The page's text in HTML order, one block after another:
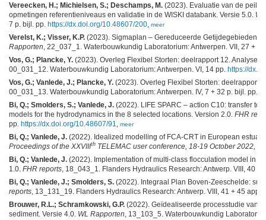
Vereecken, H.; Michielsen, S.; Deschamps, M. (2023). Evaluatie van de
opmetingen referentieniveaus en validatie in de WISKI databank. Versie 5.0.
7 p. bijl. pp. https://dx.doi.org/10.48607/200 meer
Verelst, K.; Visser, K.P. (2023). Sigmaplan – Gereduceerde Getijdegebieden-
Rapporten , 22_037_1. Waterbouwkundig Laboratorium: Antwerpen. VII, 27 +
Vos, G.; Plancke, Y. (2023). Overleg Flexibel Storten: deelrapport 12. Analyse
00_031_12. Waterbouwkundig Laboratorium: Antwerpen. VI, 14 pp. https://
Vos, G.; Vanlede, J.; Plancke, Y. (2023). Overleg Flexibel Storten: deelrapport
00_031_13. Waterbouwkundig Laboratorium: Antwerpen. IV, 7 + 32 p. bijl. pp.
Bi, Q.; Smolders, S.; Vanlede, J. (2022). LIFE SPARC – action C10: transfer
models for the hydrodynamics in the 8 selected locations. Version 2.0. FHR
pp. https://dx.doi.org/10.48607/91 meer
Bi, Q.; Vanlede, J. (2022). Idealized modelling of FCA-CRT in European
Proceedings of the XXVIIIth TELEMAC user conference, 18-19 October 2022,
Bi, Q.; Vanlede, J. (2022). Implementation of multi-class flocculation model in
1.0. FHR reports , 18_043_1. Flanders Hydraulics Research: Antwerp. VIII, 40 +
Bi, Q.; Vanlede, J.; Smolders, S. (2022). Integraal Plan Boven-Zeeschelde:
reports , 13_131_19. Flanders Hydraulics Research: Antwerp. VIII, 41 + 45 app.
Brouwer, R.L.; Schramkowski, G.P. (2022). Geïdealiseerde processtudie van
sediment. Versie 4.0. WL Rapporten , 13_103_5. Waterbouwkundig